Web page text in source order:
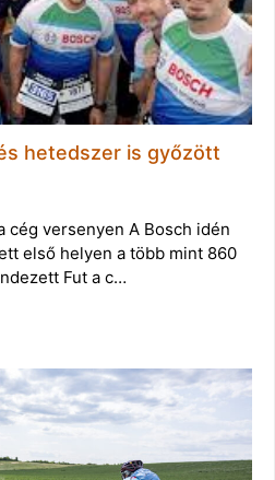
hetedszer is győzött
cég versenyen A Bosch idén
első helyen a több mint 860
Fut a c…